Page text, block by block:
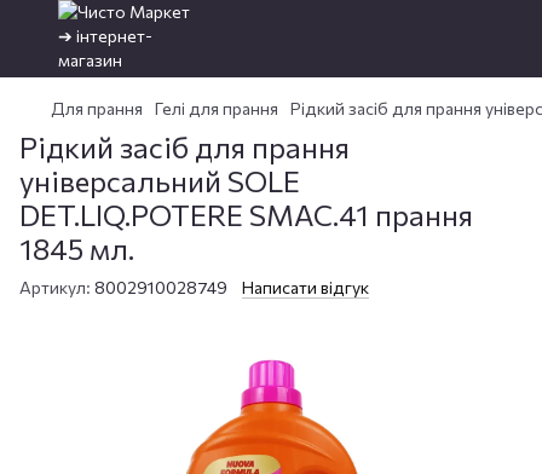
Для прання Гелі для прання Рідкий засіб для прання
Рідкий засіб для прання
універсальний SOLE
DET.LIQ.POTERE SMAC.41 прання
1845 мл.
Артикул: 8002910028749 Написати відгук